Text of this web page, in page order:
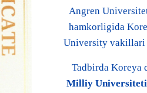
Angren
hamkorligida
University vakillari
Tadbirda Koreya
Milliy Universiteti